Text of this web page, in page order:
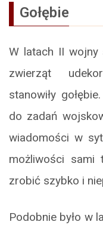
Gołębie
W latach II wojny
zwierząt
stanowiły
do zadań
wiadomości w
możliwości sami
zrobić szybko i
Podobnie było w